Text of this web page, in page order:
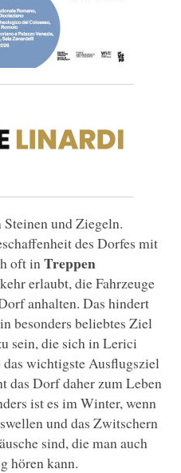
und Ziegeln.
des Dorfes mit
oft in Treppen
erlaubt, die Fahrzeuge
anhalten. Das hindert
besonders beliebtes Ziel
sein, die sich in Lerici
wichtigste Ausflugsziel
das Dorf daher zum Leben
ist es im Winter, wenn
und das Zwitschern
sind, die man auch
hören kann.